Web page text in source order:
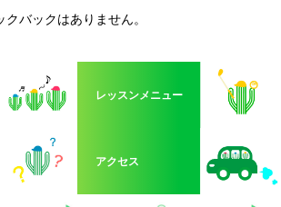
バックはありません。
レッスンメニュー
アクセス